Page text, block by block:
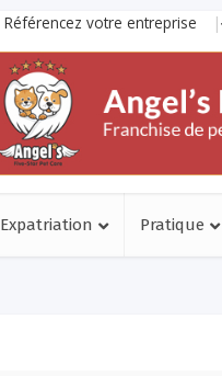
Référencez votre entreprise
Expatriation Pratique